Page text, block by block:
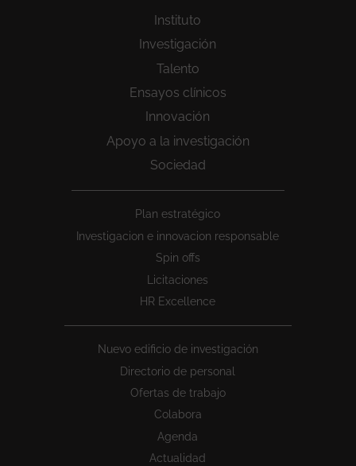
Instituto
Investigación
Talento
Ensayos clínicos
Innovación
Apoyo a la investigación
Sociedad
Plan estratégico
Investigacion e innovacion responsable
Spin offs
Licitaciones
HR Excellence
Nuevo edificio de investigación
Directorio de personal
Ofertas de trabajo
Colabora
Agenda
Actualidad